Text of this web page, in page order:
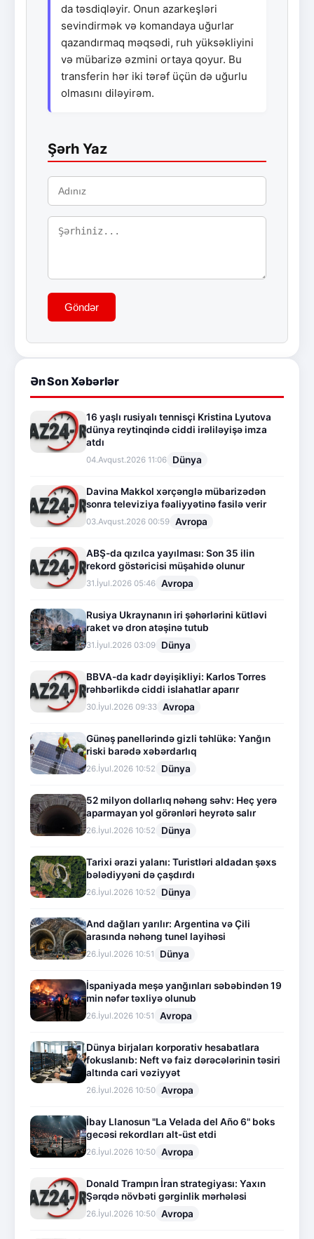
da təsdiqləyir. Onun azarkeşləri
sevindirmək və komandaya uğurlar
qazandırmaq məqsədi, ruh yüksəkliyini
və mübarizə əzmini ortaya qoyur. Bu
transferin hər iki tərəf üçün də uğurlu
olmasını diləyirəm.
Şərh Yaz
Göndər
Ən Son Xəbərlər
16 yaşlı rusiyalı tennisçi Kristina Lyutova
dünya reytinqində ciddi irəliləyişə imza
atdı
04.Avqust.2026 11:06 Dünya
Davina Makkol xərçənglə mübarizədən
sonra televiziya fəaliyyətinə fasilə verir
03.Avqust.2026 00:59 Avropa
ABŞ-da qızılca yayılması: Son 35 ilin
rekord göstəricisi müşahidə olunur
31.İyul.2026 05:46 Avropa
Rusiya Ukraynanın iri şəhərlərini kütləvi
raket və dron atəşinə tutub
31.İyul.2026 03:09 Dünya
BBVA-da kadr dəyişikliyi: Karlos Torres
rəhbərlikdə ciddi islahatlar aparır
30.İyul.2026 09:33 Avropa
Günəş panellərində gizli təhlükə: Yanğın
riski barədə xəbərdarlıq
26.İyul.2026 10:52 Dünya
52 milyon dollarlıq nəhəng səhv: Heç yerə
aparmayan yol görənləri heyrətə salır
26.İyul.2026 10:52 Dünya
Tarixi ərazi yalanı: Turistləri aldadan şəxs
bələdiyyəni də çaşdırdı
26.İyul.2026 10:52 Dünya
And dağları yarılır: Argentina və Çili
arasında nəhəng tunel layihəsi
26.İyul.2026 10:51 Dünya
İspaniyada meşə yanğınları səbəbindən 19
min nəfər təxliyə olunub
26.İyul.2026 10:51 Avropa
Dünya birjaları korporativ hesabatlara
fokuslanıb: Neft və faiz dərəcələrinin təsiri
altında cari vəziyyət
26.İyul.2026 10:50 Avropa
İbay Llanosun "La Velada del Año 6" boks
gecəsi rekordları alt-üst etdi
26.İyul.2026 10:50 Avropa
Donald Trampın İran strategiyası: Yaxın
Şərqdə növbəti gərginlik mərhələsi
26.İyul.2026 10:50 Avropa